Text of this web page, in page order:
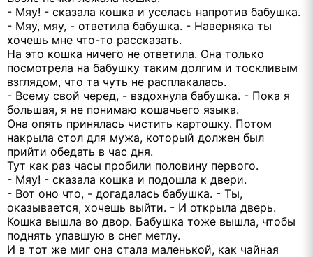
- Мяу! - сказала кошка и уселась напротив бабушка.
- Мяу, мяу, - ответила бабушка. - Наверняка ты
хочешь мне что-то рассказать.
На это кошка ничего не ответила. Она только
посмотрела на бабушку таким долгим и тоскливым
взглядом, что та чуть не расплакалась.
- Всему свой черед, - вздохнула бабушка. - Пока я
большая, я не понимаю кошачьего языка.
Она опять принялась чистить картошку. Потом
накрыла стол для мужа, который должен был
прийти обедать в час дня.
Тут как раз часы пробили половину первого.
- Мяу! - сказала кошка и подошла к двери.
- Вот оно что, - догадалась бабушка. - Ты,
оказывается, хочешь выйти. - И открыла дверь.
Кошка вышла во двор. Бабушка тоже вышла, чтобы
поднять упавшую в снег метлу.
И в тот же миг она стала маленькой, как чайная